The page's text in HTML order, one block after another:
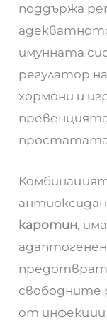
поддържа
имунната
регулатор
хормони и
каротин,
свободните
от